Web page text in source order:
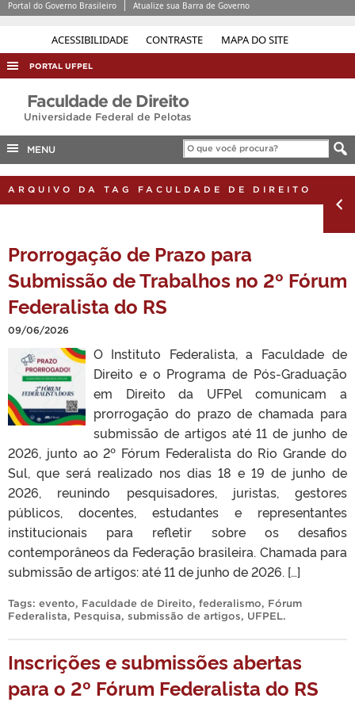
ACESSIBILIDADE CONTRASTE MAPA DO SITE
Portal do Governo Brasileiro Atualize sua Barra de Governo
PORTAL UFPEL
ACESSO À INFORMAÇÃO
AUDITORIA
COBALTO
OUVIDORIA
PORTARIAS
TELEFONES
Faculdade de Direito
Universidade Federal de Pelotas
MENU
ARQUIVO DA TAG FACULDADE DE DIREITO
Prorrogação de Prazo para
Submissão de Trabalhos no 2º Fórum
Federalista do RS
09/06/2026
O Instituto Federalista, a Faculdade de
Direito e o Programa de Pós-Graduação
em Direito da UFPel comunicam a
prorrogação do prazo de chamada para
submissão de artigos até 11 de junho de
2026, junto ao 2º Fórum Federalista do Rio Grande do
Sul, que será realizado nos dias 18 e 19 de junho de
2026, reunindo pesquisadores, juristas, gestores
públicos, docentes, estudantes e representantes
institucionais para refletir sobre os desafios
contemporâneos da Federação brasileira. Chamada para
submissão de artigos: até 11 de junho de 2026. […]
Tags: evento, Faculdade de Direito, federalismo, Fórum
Federalista, Pesquisa, submissão de artigos, UFPEL.
Inscrições e submissões abertas
para o 2º Fórum Federalista do RS